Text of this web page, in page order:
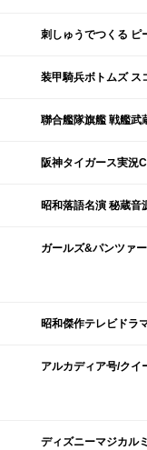
刺しゅうでつくる
装甲騎兵ボトムズ ス
聯合艦隊旗艦 戦艦武
阪神タイガース実況
昭和落語名演 秘蔵音
昭和傑作テレビドラ
ディズニーマジカル